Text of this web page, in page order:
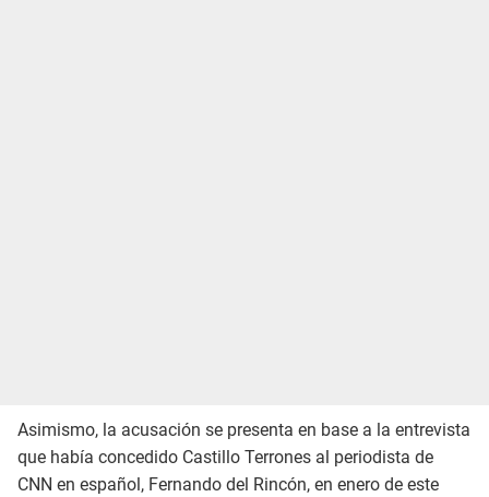
Asimismo, la acusación se presenta en base a la entrevista
que había concedido Castillo Terrones al periodista de
CNN en español, Fernando del Rincón, en enero de este